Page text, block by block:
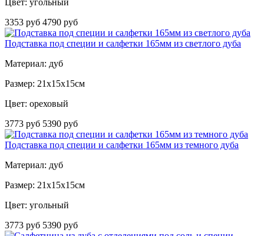
3353 руб 4790 руб
Подставка под специи и салфетки 165мм из светлого дуба
Материал: дуб
Размер: 21х15х15см
Цвет: ореховый
3773 руб 5390 руб
Подставка под специи и салфетки 165мм из темного дуба
Материал: дуб
Размер: 21х15х15см
Цвет: угольный
3773 руб 5390 руб